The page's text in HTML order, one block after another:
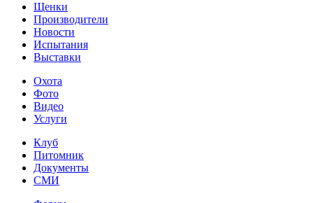
Щенки
Производители
Новости
Испытания
Выставки
Охота
Фото
Видео
Услуги
Клуб
Питомник
Документы
СМИ